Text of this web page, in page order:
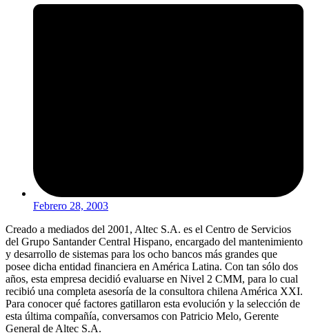
Febrero 28, 2003
Creado a mediados del 2001, Altec S.A. es el Centro de Servicios
del Grupo Santander Central Hispano, encargado del mantenimiento
y desarrollo de sistemas para los ocho bancos más grandes que
posee dicha entidad financiera en América Latina. Con tan sólo dos
años, esta empresa decidió evaluarse en Nivel 2 CMM, para lo cual
recibió una completa asesoría de la consultora chilena América XXI.
Para conocer qué factores gatillaron esta evolución y la selección de
esta última compañía, conversamos con Patricio Melo, Gerente
General de Altec S.A.